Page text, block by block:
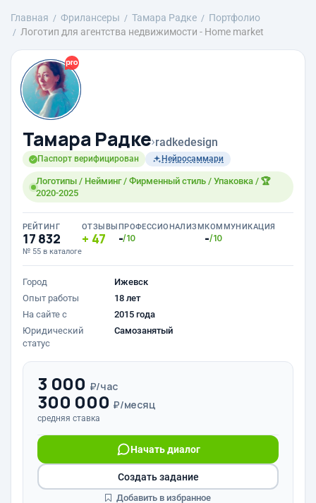
Главная Фрилансеры Тамара Радке
Портфолио
Логотип для агентства недвижимости - Home market
Тамара Радке›radkedesign
Паспорт верифицирован Нейросаммари
Логотипы / Нейминг / Фирменный стиль / Упаковка / 🏆
2020-2025
РЕЙТИНГ
17 832
№ 55 в каталоге
ОТЗЫВЫ
47
ПРОФЕССИОНАЛИЗМ
-/10
КОММУНИКАЦИЯ
-/10
Город
Ижевск
Опыт работы
18 лет
На сайте с
2015 года
Юридический
статус
Самозанятый
3 000 ₽/час
300 000 ₽/месяц
средняя ставка
Начать диалог
Создать задание
Добавить в избранное